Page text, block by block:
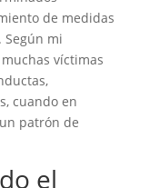
de medidas
Según mi
víctimas
cuando en
patrón de
el